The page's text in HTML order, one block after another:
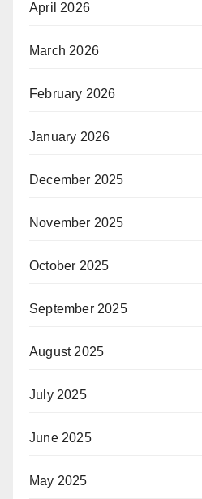
April 2026
March 2026
February 2026
January 2026
December 2025
November 2025
October 2025
September 2025
August 2025
July 2025
June 2025
May 2025